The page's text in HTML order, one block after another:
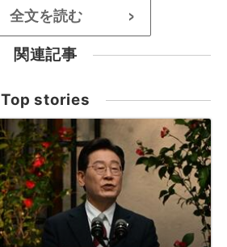
全文を読む >
関連記事
Top stories